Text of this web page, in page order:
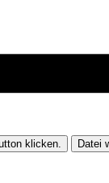
klicken. Datei